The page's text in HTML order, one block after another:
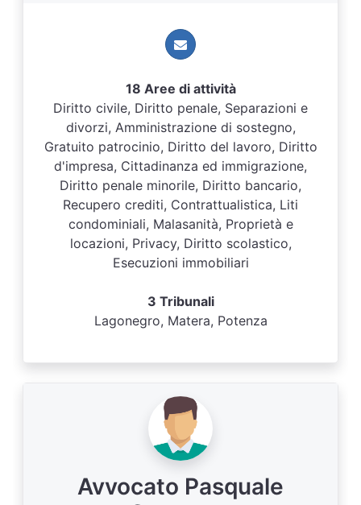
18 Aree di attività
Diritto civile, Diritto penale, Separazioni e
divorzi, Amministrazione di sostegno,
Gratuito patrocinio, Diritto del lavoro, Diritto
d'impresa, Cittadinanza ed immigrazione,
Diritto penale minorile, Diritto bancario,
Recupero crediti, Contrattualistica, Liti
condominiali, Malasanità, Proprietà e
locazioni, Privacy, Diritto scolastico,
Esecuzioni immobiliari
3 Tribunali
Lagonegro, Matera, Potenza
Avvocato Pasquale